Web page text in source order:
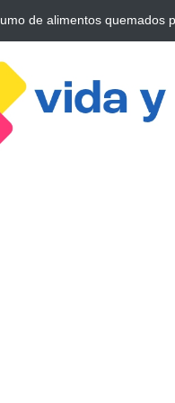
para Mejorar tu Bienestar